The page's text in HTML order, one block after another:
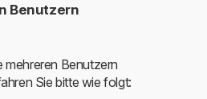
Benutzern
mehreren Benutzern
Sie bitte wie folgt: